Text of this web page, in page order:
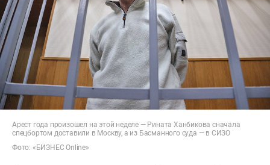
Арест года произошел на этой неделе — Рината Ханбикова сначала
спецбортом доставили в Москву, а из Басманного суда — в СИЗО
Фото: «БИЗНЕС Online»